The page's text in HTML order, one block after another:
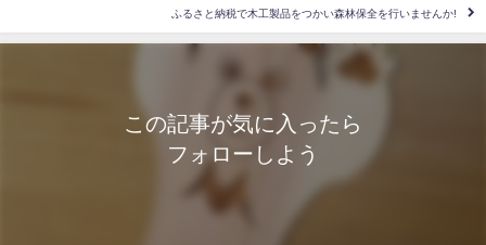
ふるさと納税で木工製品をつかい森林保全を行いませんか!
この記事が気に入ったら
フォローしよう